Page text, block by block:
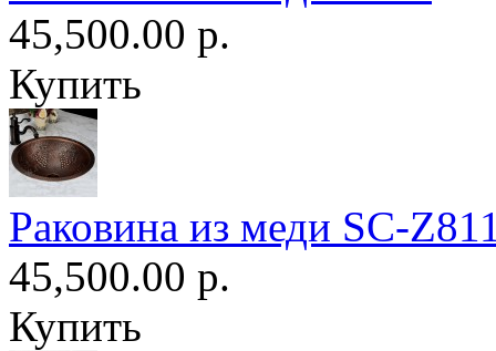
45,500.00 р.
Купить
Раковина из меди SC-
45,500.00 р.
Купить